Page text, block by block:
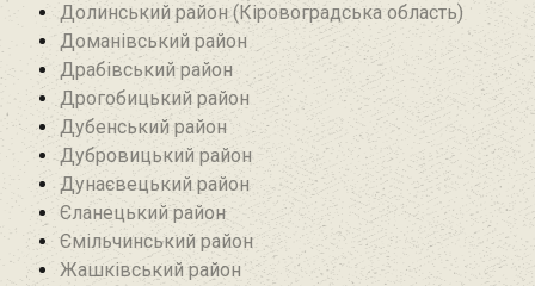
Долинський район (Кіровоградська область)
Доманівський район‎
Драбівський район‎
Дрогобицький район
Дубенський район
Дубровицький район‎
Дунаєвецький район
Єланецький район‎
Ємільчинський район
Жашківський район